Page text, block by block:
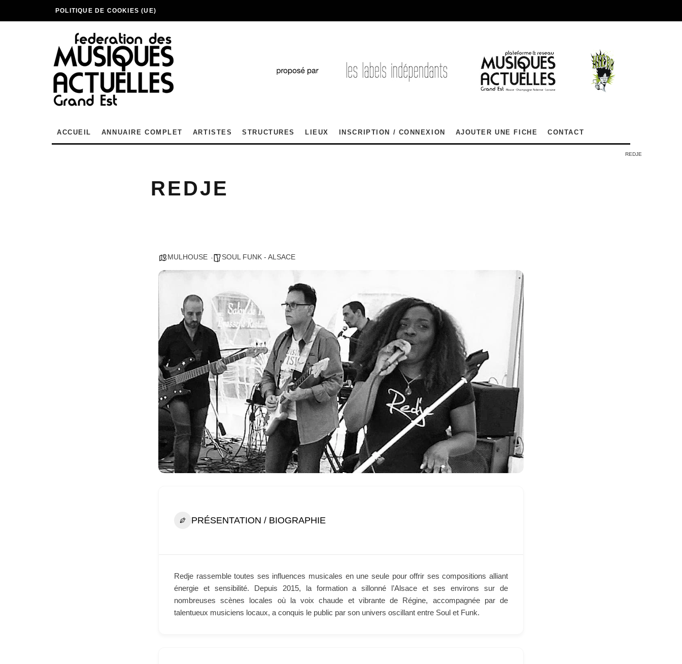
POLITIQUE DE COOKIES (UE)
ACCUEIL ANNUAIRE COMPLET ARTISTES STRUCTURES LIEUX INSCRIPTION / CONNEXION AJOUTER UNE FICHE CONTACT
REDJE
REDJE
MULHOUSE SOUL FUNK - ALSACE
PRÉSENTATION / BIOGRAPHIE
Redje rassemble toutes ses influences musicales en une seule pour offrir ses compositions alliant
énergie et sensibilité. Depuis 2015, la formation a sillonné l’Alsace et ses environs sur de
nombreuses scènes locales où la voix chaude et vibrante de Régine, accompagnée par de
talentueux musiciens locaux, a conquis le public par son univers oscillant entre Soul et Funk.